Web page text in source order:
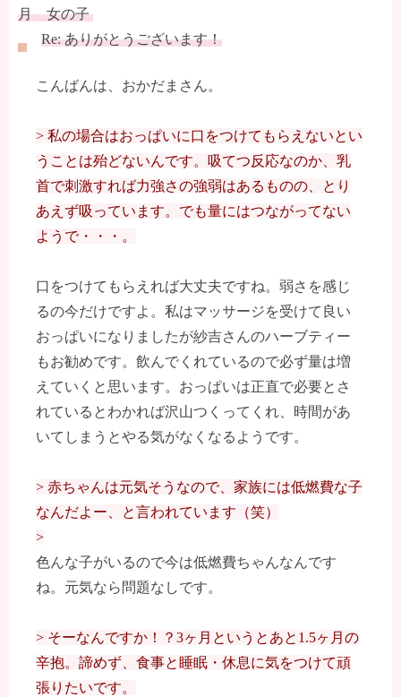
月 女の子
Re: ありがとうございます！
こんばんは、おかだまさん。
> 私の場合はおっぱいに口をつけてもらえないとい
うことは殆どないんです。吸てつ反応なのか、乳
首で刺激すれば力強さの強弱はあるものの、とり
あえず吸っています。でも量にはつながってない
ようで・・・。
口をつけてもらえれば大丈夫ですね。弱さを感じ
るの今だけですよ。私はマッサージを受けて良い
おっぱいになりましたが紗吉さんのハーブティー
もお勧めです。飲んでくれているので必ず量は増
えていくと思います。おっぱいは正直で必要とさ
れているとわかれば沢山つくってくれ、時間があ
いてしまうとやる気がなくなるようです。
> 赤ちゃんは元気そうなので、家族には低燃費な子
なんだよー、と言われています（笑）
>
色んな子がいるので今は低燃費ちゃんなんです
ね。元気なら問題なしです。
> そーなんですか！？3ヶ月というとあと1.5ヶ月の
辛抱。諦めず、食事と睡眠・休息に気をつけて頑
張りたいです。